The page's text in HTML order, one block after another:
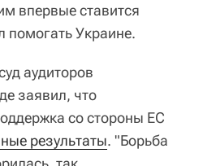
впервые ставится
помогать Украине.
аудиторов
заявил, что
со стороны ЕС
результаты. "Борьба